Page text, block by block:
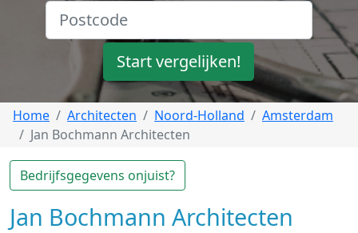
Start vergelijken!
Home Architecten Noord-Holland
Amsterdam
Jan Bochmann Architecten
Bedrijfsgegevens onjuist?
Jan Bochmann Architecten